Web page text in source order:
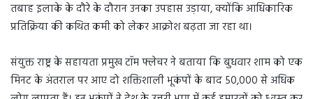
तबाह इलाके के दौरे के दौरान उनका उपहास उड़ाया, क्योंकि आधिकारिक
प्रतिक्रिया की कथित कमी को लेकर आक्रोश बढ़ता जा रहा था।
संयुक्त राष्ट्र के सहायता प्रमुख टॉम फ्लेचर ने बताया कि बुधवार शाम को एक
मिनट के अंतराल पर आए दो शक्तिशाली भूकंपों के बाद 50,000 से अधिक